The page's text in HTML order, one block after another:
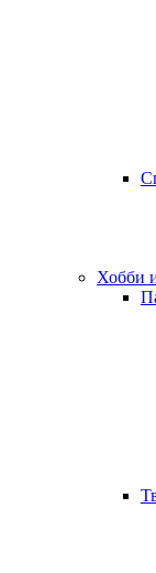
Хобби